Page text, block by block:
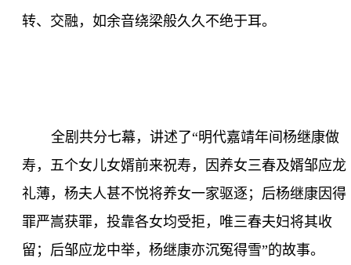
转、交融，如余音绕梁般久久不绝于耳。
全剧共分七幕，讲述了“明代嘉靖年间杨继康做
寿，五个女儿女婿前来祝寿，因养女三春及婿邹应龙
礼薄，杨夫人甚不悦将养女一家驱逐；后杨继康因得
罪严嵩获罪，投靠各女均受拒，唯三春夫妇将其收
留；后邹应龙中举，杨继康亦沉冤得雪”的故事。